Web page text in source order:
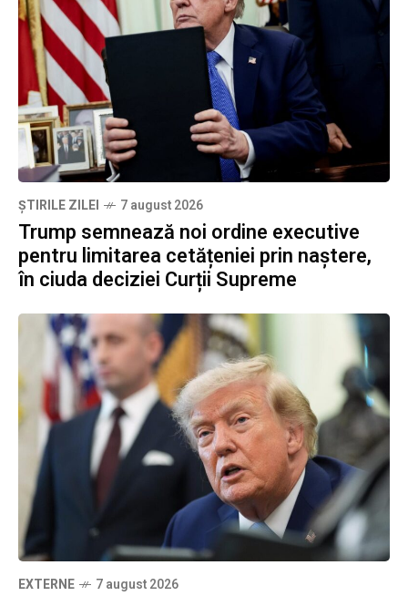
ȘTIRILE ZILEI 7 august 2026
Trump semnează noi ordine executive
pentru limitarea cetățeniei prin naștere,
în ciuda deciziei Curții Supreme
EXTERNE 7 august 2026